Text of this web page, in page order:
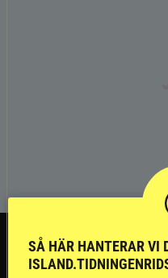
SÅ HÄR HANTERAR VI